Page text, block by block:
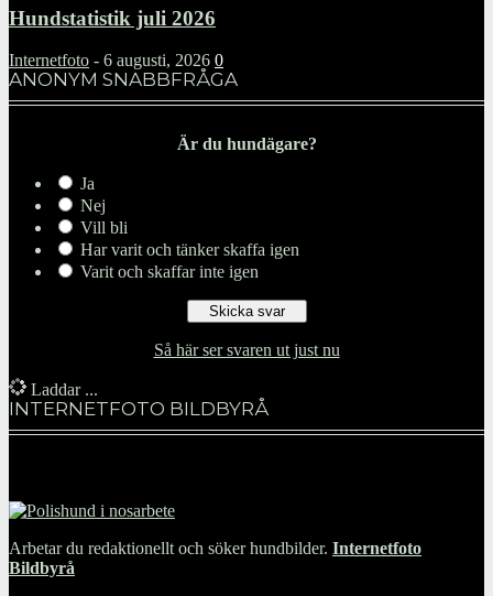
Hundstatistik juli 2026
Internetfoto - 6 augusti, 2026 0
ANONYM SNABBFRÅGA
Är du hundägare?
Ja
Nej
Vill bli
Har varit och tänker skaffa igen
Varit och skaffar inte igen
Så här ser svaren ut just nu
Laddar ...
INTERNETFOTO BILDBYRÅ
Arbetar du redaktionellt och söker hundbilder. Internetfoto
Bildbyrå